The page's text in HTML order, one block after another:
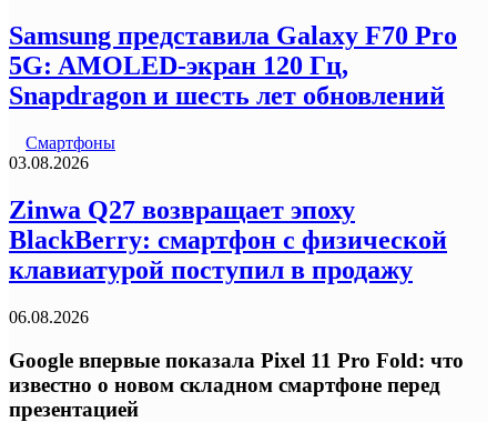
Samsung представила Galaxy F70 Pro
5G: AMOLED-экран 120 Гц,
Snapdragon и шесть лет обновлений
Смартфоны
03.08.2026
Zinwa Q27 возвращает эпоху
BlackBerry: смартфон с физической
клавиатурой поступил в продажу
06.08.2026
Google впервые показала Pixel 11 Pro Fold: что
известно о новом складном смартфоне перед
презентацией